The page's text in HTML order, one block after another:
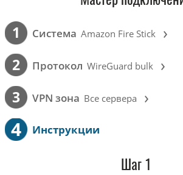
1 Cистема Amazon Fire Stick ›
2 Протокол WireGuard bulk ›
3 VPN зона Все сервера ›
4 Инструкции
Шаг 1